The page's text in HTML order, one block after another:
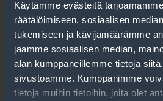
Käytämme evästeitä
räätälöimiseen, sosiaalisen
tukemiseen ja kävijämäärämme
jaamme sosiaalisen median,
alan kumppaneillemme tietoja
sivustoamme. Kumppanimme
tietoja muihin tietoihin, joita olet
B D 71 db
1349 €/ sarja
1409 €/ vanteille asennettuna
1439 €/ autoon asennettuna